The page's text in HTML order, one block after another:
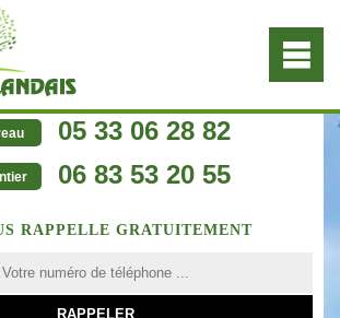
05 33 06 28 82
06 83 53 20 55
RAPPELLE GRATUITEMENT